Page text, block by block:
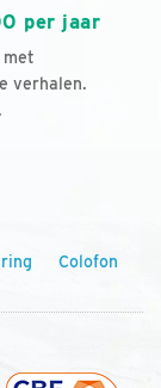
per jaar
verhalen.
Colofon